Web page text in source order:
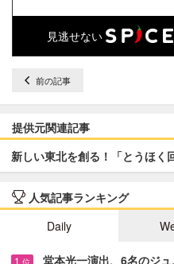
見逃せない
前の記事
提供元関連記事
新しい東北を創る！「とうほく
人気記事ランキング
Daily
1 堂本光一演出、6名のジ